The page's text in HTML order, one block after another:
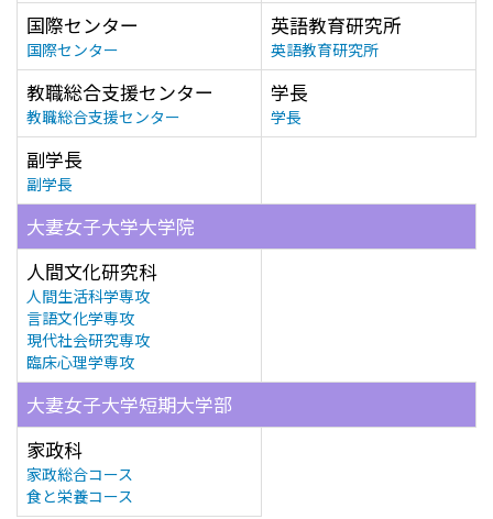
国際センター
国際センター
英語教育研究所
英語教育研究所
教職総合支援センター
教職総合支援センター
学長
学長
副学長
副学長
大妻女子大学大学院
人間文化研究科
人間生活科学専攻
言語文化学専攻
現代社会研究専攻
臨床心理学専攻
大妻女子大学短期大学部
家政科
家政総合コース
食と栄養コース